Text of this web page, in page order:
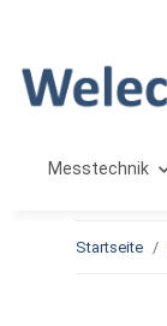
Messtechnik
Startseite